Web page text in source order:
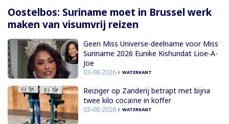
Oostelbos: Suriname moet in Brussel werk
maken van visumvrij reizen
Geen Miss Universe-deelname voor Miss
Suriname 2026 Eunike Kishundat Lioe-A-
Joe
03-08-2026 WATERKANT
Reiziger op Zanderij betrapt met bijna
twee kilo cocaïne in koffer
03-08-2026 WATERKANT